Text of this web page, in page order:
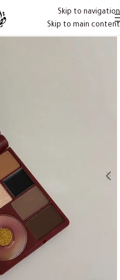
Skip to navigation
Skip to main content